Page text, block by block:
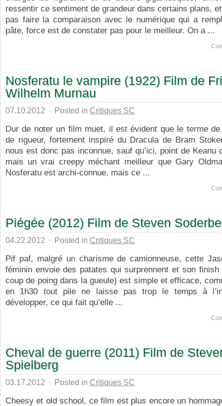
ressentir ce sentiment de grandeur dans certains plans,
pas faire la comparaison avec le numérique qui a
pâte, force est de constater pas pour le meilleur. On a ...
Nosferatu le vampire (1922) Film de
Wilhelm Murnau
07.10.2012 · Posted in Critiques SC
Dur de noter un film muet, il est évident que le terme
de rigueur, fortement inspiré du Dracula de Bram
nous est donc pas inconnue, sauf qu’ici, point de Keanu
mais un vrai creepy méchant meilleur que Gary
Nosferatu est archi-connue, mais ce ...
Piégée (2012) Film de Steven
04.22.2012 · Posted in Critiques SC
Pif paf, malgré un charisme de camionneuse, cette
féminin envoie des patates qui surprennent et son finish
coup de poing dans la gueule) est simple et efficace,
en 1h30 tout pile ne laisse pas trop le temps à
développer, ce qui fait qu’elle ...
Cheval de guerre (2011) Film de
Spielberg
03.17.2012 · Posted in Critiques SC
Cheesy et old school, ce film est plus encore un